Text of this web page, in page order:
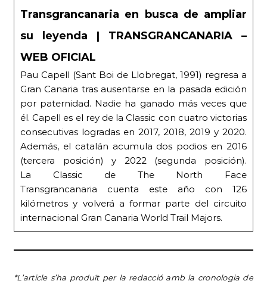
Transgrancanaria en busca de ampliar
su leyenda | TRANSGRANCANARIA –
WEB OFICIAL
Pau Capell (Sant Boi de Llobregat, 1991) regresa a
Gran Canaria tras ausentarse en la pasada edición
por paternidad. Nadie ha ganado más veces que
él. Capell es el rey de la Classic con cuatro victorias
consecutivas logradas en 2017, 2018, 2019 y 2020.
Además, el catalán acumula dos podios en 2016
(tercera posición) y 2022 (segunda posición).
La Classic de The North Face
Transgrancanaria cuenta este año con 126
kilómetros y volverá a formar parte del circuito
internacional Gran Canaria World Trail Majors.
*L’article s’ha produït per la redacció amb la cronologia de